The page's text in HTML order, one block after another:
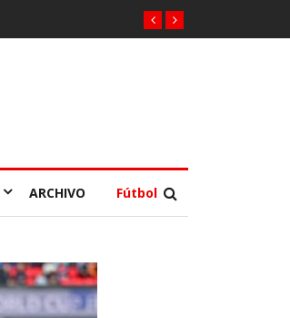
ARCHIVO Fútbol